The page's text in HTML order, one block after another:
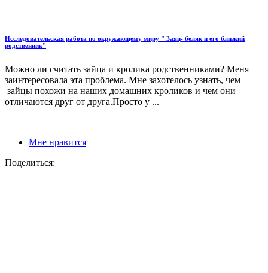
Исследовательская работа по окружающему миру " Заяц- беляк и его близкий
родственник"
Можно ли считать зайца и кролика родственниками? Меня
заинтересовала эта проблема. Мне захотелось узнать, чем
зайцы похожи на наших домашних кроликов и чем они
отличаются друг от друга.Просто у ...
Мне нравится
Поделиться: